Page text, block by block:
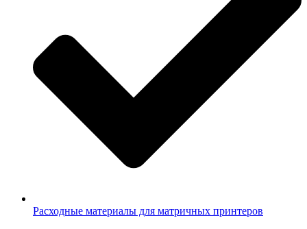
Расходные материалы для матричных принтеров